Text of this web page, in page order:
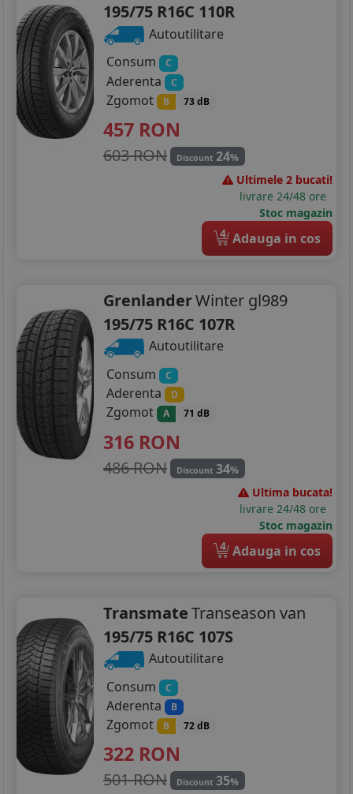
195/75 R16C 110R
Autoutilitare
Consum
C
Aderenta C
Zgomot B 73 dB
457 RON
603 RON Discount 24%
Ultimele 2 bucati!
livrare 24/48 ore
Stoc magazin
4 Adauga in cos
GrenlanderWinter gl989
195/75 R16C 107R
Autoutilitare
Consum
C
Aderenta D
Zgomot A 71 dB
316 RON
486 RON Discount 34%
Ultima bucata!
livrare 24/48 ore
Stoc magazin
4 Adauga in cos
TransmateTranseason van
195/75 R16C 107S
Autoutilitare
Consum
C
Aderenta B
Zgomot B 72 dB
322 RON
501 RON Discount 35%